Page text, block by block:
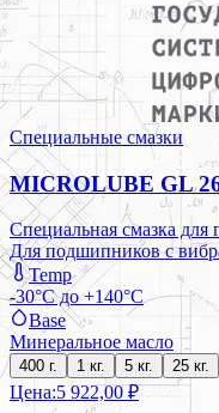
Специальные смазки
MICROLUBE GL
Специальная смазка для
Для подшипников с
Temp
-30°C до +140°C
Base
Минеральное масло
400 г. 1 кг. 5 кг. 25 кг.
Цена:5 922,00 ₽